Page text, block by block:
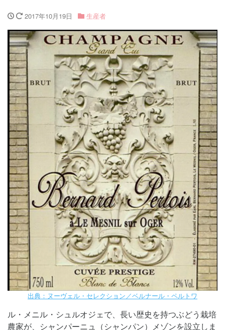
2017年10月19日 生産者
出典：ヌーヴェル・セレクション／ベルナール・ペルトワ
ル・メニル・シュルオジェで、長い歴史を持つぶどう栽培
農家が、シャンパーニュ（シャンパン）メゾンを設立しま